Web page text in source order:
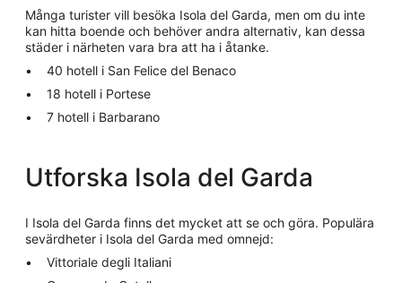
Många turister vill besöka Isola del Garda, men om du inte
kan hitta boende och behöver andra alternativ, kan dessa
städer i närheten vara bra att ha i åtanke.
40 hotell i San Felice del Benaco
18 hotell i Portese
7 hotell i Barbarano
Utforska Isola del Garda
I Isola del Garda finns det mycket att se och göra. Populära
sevärdheter i Isola del Garda med omnejd:
Vittoriale degli Italiani